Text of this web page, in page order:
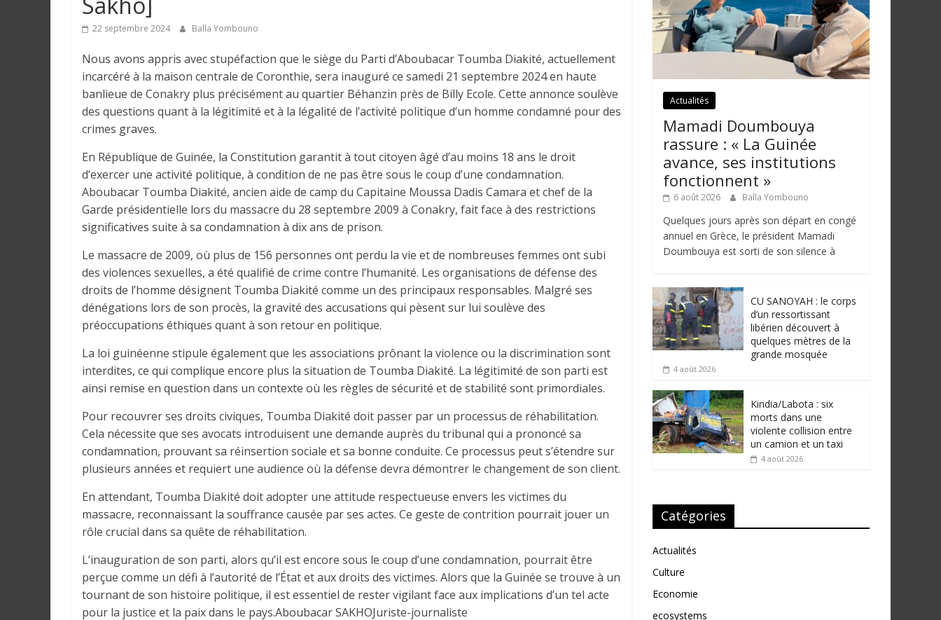
e 22 septembre 2024 Balla Yombouno
Nous avons appris avec stupéfaction que le siège du Parti d’Aboubacar Toumba Diakité, actuellement
incarcéré à la maison centrale de Coronthie, sera inauguré ce samedi 21 septembre 2024 en haute
banlieue de Conakry plus précisément au quartier Béhanzin près de Billy Ecole. Cette annonce soulève
des questions quant à la légitimité et à la légalité de l’activité politique d’un homme condamné pour des
crimes graves.
En République de Guinée, la Constitution garantit à tout citoyen âgé d’au moins 18 ans le droit
d’exercer une activité politique, à condition de ne pas être sous le coup d’une condamnation.
Aboubacar Toumba Diakité, ancien aide de camp du Capitaine Moussa Dadis Camara et chef de la
Garde présidentielle lors du massacre du 28 septembre 2009 à Conakry, fait face à des restrictions
significatives suite à sa condamnation à dix ans de prison.
Le massacre de 2009, où plus de 156 personnes ont perdu la vie et de nombreuses femmes ont subi
des violences sexuelles, a été qualifié de crime contre l’humanité. Les organisations de défense des
droits de l’homme désignent Toumba Diakité comme un des principaux responsables. Malgré ses
dénégations lors de son procès, la gravité des accusations qui pèsent sur lui soulève des
préoccupations éthiques quant à son retour en politique.
La loi guinéenne stipule également que les associations prônant la violence ou la discrimination sont
interdites, ce qui complique encore plus la situation de Toumba Diakité. La légitimité de son parti est
ainsi remise en question dans un contexte où les règles de sécurité et de stabilité sont primordiales.
Pour recouvrer ses droits civiques, Toumba Diakité doit passer par un processus de réhabilitation.
Cela nécessite que ses avocats introduisent une demande auprès du tribunal qui a prononcé sa
condamnation, prouvant sa réinsertion sociale et sa bonne conduite. Ce processus peut s’étendre sur
plusieurs années et requiert une audience où la défense devra démontrer le changement de son client.
En attendant, Toumba Diakité doit adopter une attitude respectueuse envers les victimes du
massacre, reconnaissant la souffrance causée par ses actes. Ce geste de contrition pourrait jouer un
rôle crucial dans sa quête de réhabilitation.
L’inauguration de son parti, alors qu’il est encore sous le coup d’une condamnation, pourrait être
perçue comme un défi à l’autorité de l’État et aux droits des victimes. Alors que la Guinée se trouve à un
tournant de son histoire politique, il est essentiel de rester vigilant face aux implications d’un tel acte
pour la justice et la paix dans le pays.Aboubacar SAKHOJuriste-journaliste
Actualités
Mamadi Doumbouya
rassure : « La Guinée
avance, ses institutions
fonctionnent »
6 août 2026 Balla Yombouno
Quelques jours après son départ en congé
annuel en Grèce, le président Mamadi
Doumbouya est sorti de son silence à
CU SANOYAH : le corps
d’un ressortissant
libérien découvert à
quelques mètres de la
grande mosquée
4 août 2026
Kindia/Labota : six
morts dans une
violente collision entre
un camion et un taxi
4 août 2026
Catégories
Actualités
Culture
Economie
ecosystems